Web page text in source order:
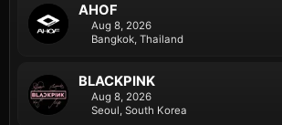
AHOF
Aug 8, 2026
Bangkok, Thailand
BLACKPINK
Aug 8, 2026
Seoul, South Korea